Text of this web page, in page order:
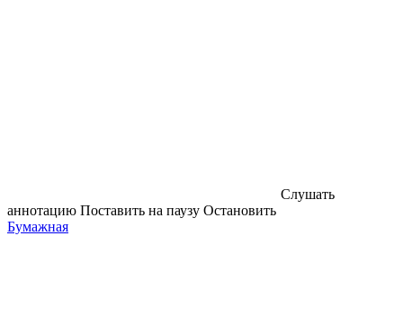
Слушать
аннотацию Поставить на паузу Остановить
Бумажная